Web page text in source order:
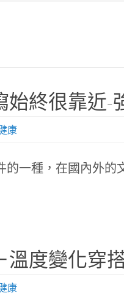
終很靠近-
康
的一種，在國內外
溫度變化穿
康